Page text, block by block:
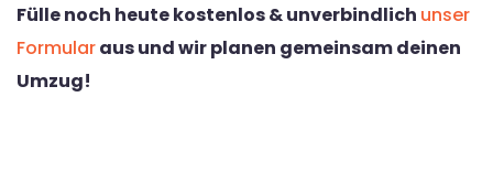
Fülle noch heute kostenlos & unverbindlich unser
Formularaus und wir planen gemeinsam deinen
Umzug!